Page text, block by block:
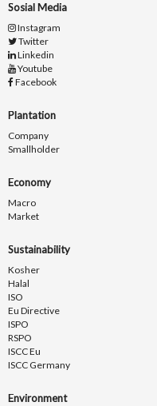
Sosial Media
Instagram
Twitter
Linkedin
Youtube
Facebook
Plantation
Company
Smallholder
Economy
Macro
Market
Sustainability
Kosher
Halal
ISO
Eu Directive
ISPO
RSPO
ISCC Eu
ISCC Germany
Environment